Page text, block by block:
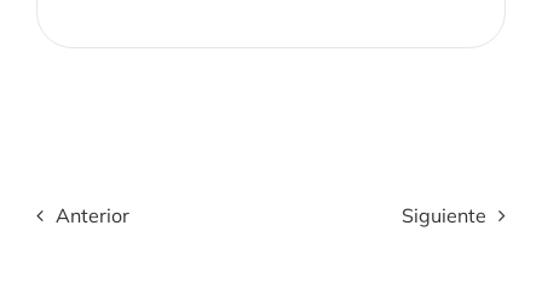
Anterior Siguiente